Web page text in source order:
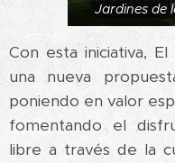
Jardines de
Con esta iniciativa,
una nueva
poniendo en valor
fomentando el
libre a través de la